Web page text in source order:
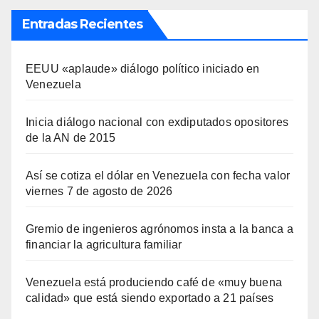
Entradas Recientes
EEUU «aplaude» diálogo político iniciado en
Venezuela
Inicia diálogo nacional con exdiputados opositores
de la AN de 2015
Así se cotiza el dólar en Venezuela con fecha valor
viernes 7 de agosto de 2026
Gremio de ingenieros agrónomos insta a la banca a
financiar la agricultura familiar
Venezuela está produciendo café de «muy buena
calidad» que está siendo exportado a 21 países